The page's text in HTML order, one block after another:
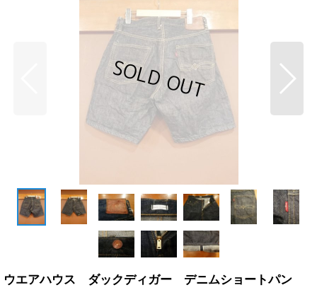
ウエアハウス ダックディガー デニムショートパン